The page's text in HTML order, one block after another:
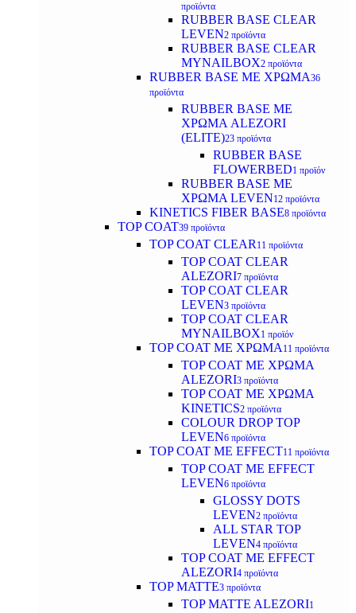
προϊόντα
RUBBER BASE CLEAR
LEVEN2 προϊόντα
RUBBER BASE CLEAR
MYNAILBOX2 προϊόντα
RUBBER BASE ΜΕ ΧΡΩΜΑ36
προϊόντα
RUBBER BASE ΜΕ
ΧΡΩΜΑ ALEZORI
(ELITE)23 προϊόντα
RUBBER BASE
FLOWERBED1 προϊόν
RUBBER BASE ΜΕ
ΧΡΩΜΑ LEVEN12 προϊόντα
KINETICS FIBER BASE8 προϊόντα
TOP COAT39 προϊόντα
TOP COAT CLEAR 11 προϊόντα
TOP COAT CLEAR
ALEZORI7 προϊόντα
TOP COAT CLEAR
LEVEN3 προϊόντα
TOP COAT CLEAR
MYNAILBOX1 προϊόν
TOP COAT ΜΕ ΧΡΩΜΑ 11 προϊόντα
TOP COAT ΜΕ ΧΡΩΜΑ
ALEZORI3 προϊόντα
TOP COAT ΜΕ ΧΡΩΜΑ
KINETICS2 προϊόντα
COLOUR DROP TOP
LEVEN6 προϊόντα
TOP COAT ΜΕ EFFECT11 προϊόντα
TOP COAT ME EFFECT
LEVEN6 προϊόντα
GLOSSY DOTS
LEVEN2 προϊόντα
ALL STAR TOP
LEVEN4 προϊόντα
TOP COAT ME EFFECT
ALEZORI4 προϊόντα
TOP MATTE3 προϊόντα
TOP MATTE ALEZORI1